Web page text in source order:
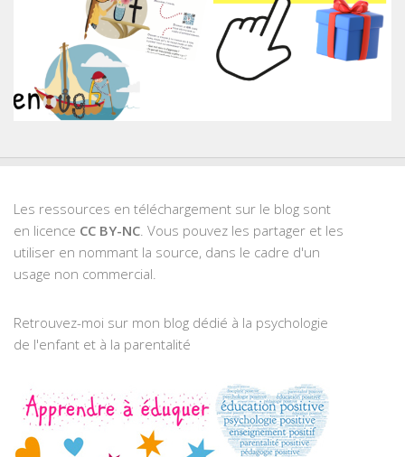
Les ressources en téléchargement sur le blog sont
en licence CC BY-NC. Vous pouvez les partager et les
utiliser en nommant la source, dans le cadre d'un
usage non commercial.
Retrouvez-moi sur mon blog dédié à la psychologie
de l'enfant et à la parentalité